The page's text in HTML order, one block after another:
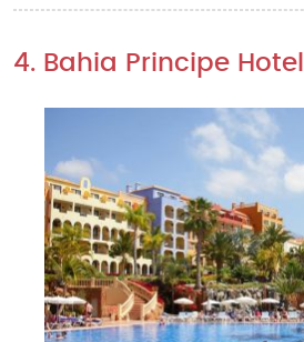
4. Bahia Principe